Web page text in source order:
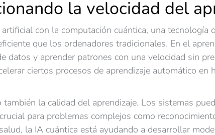
la velocidad del
artificial con la computación cuántica, una
que los ordenadores tradicionales. En el
datos y aprender patrones con una velocidad sin
ciertos procesos de aprendizaje automático
también la calidad del aprendizaje. Los sistemas
para problemas complejos como
la IA cuántica está ayudando a desarrollar